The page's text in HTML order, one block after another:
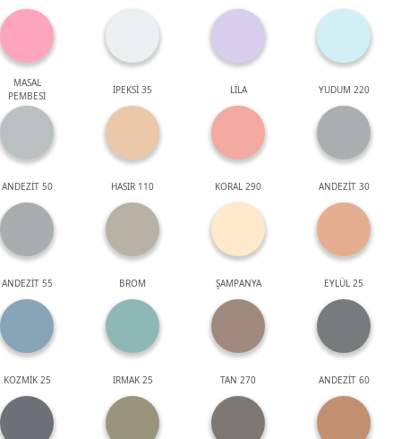
MASAL
PEMBESİ
İPEKSİ 35 LİLA YUDUM 220
ANDEZİT 50 HASIR 110 KORAL 290 ANDEZİT 30
ANDEZİT 55 BROM ŞAMPANYA EYLÜL 25
KOZMİK 25 IRMAK 25 TAN 270 ANDEZİT 60